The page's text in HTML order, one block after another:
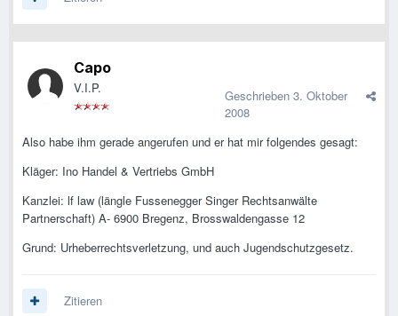
Capo
V.I.P. Geschrieben 3. Oktober
2008
Also habe ihm gerade angerufen und er hat mir folgendes gesagt:
Kläger: Ino Handel & Vertriebs GmbH
Kanzlei: lf law (längle Fussenegger Singer Rechtsanwälte
Partnerschaft) A- 6900 Bregenz, Brosswaldengasse 12
Grund: Urheberrechtsverletzung, und auch Jugendschutzgesetz.
Zitieren